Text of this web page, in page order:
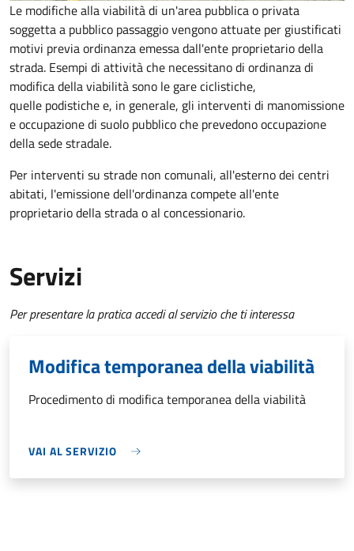
Le modifiche alla viabilità di un'area pubblica o privata
soggetta a pubblico passaggio vengono attuate per giustificati
motivi previa ordinanza emessa dall'ente proprietario della
strada. Esempi di attività che necessitano di ordinanza di
modifica della viabilità sono le gare ciclistiche,
quelle podistiche e, in generale, gli interventi di manomissione
e occupazione di suolo pubblico che prevedono occupazione
della sede stradale.
Per interventi su strade non comunali, all'esterno dei centri
abitati, l'emissione dell'ordinanza compete all'ente
proprietario della strada o al concessionario.
Servizi
Per presentare la pratica accedi al servizio che ti interessa
Modifica temporanea della viabilità
Procedimento di modifica temporanea della viabilità
VAI AL SERVIZIO